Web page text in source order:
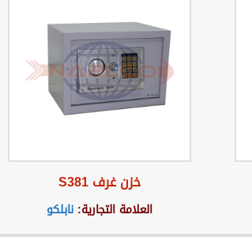
خزن غرف S381
العلامة التجارية:نابلكو